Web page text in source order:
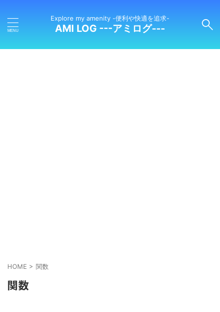
Explore my amenity -便利や快適を追求-
AMI LOG ---アミログ---
HOME > 関数
関数